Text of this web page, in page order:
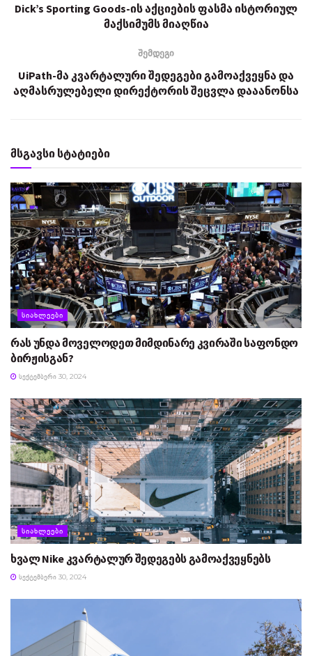
Dick’s Sporting Goods-ის აქციების ფასმა ისტორიულ
მაქსიმუმს მიაღწია
შემდეგი
UiPath-მა კვარტალური შედეგები გამოაქვეყნა და
აღმასრულებელი დირექტორის შეცვლა დააანონსა
მსგავსი სტატიები
ᲡᲘᲐᲮᲚᲔᲔᲑᲘ
რას უნდა მოველოდეთ მიმდინარე კვირაში საფონდო
ბირჟისგან?
ᲡᲔᲥᲢᲔᲛᲑᲔᲠᲘ 30, 2024
ᲡᲘᲐᲮᲚᲔᲔᲑᲘ
ხვალ Nike კვარტალურ შედეგებს გამოაქვეყნებს
ᲡᲔᲥᲢᲔᲛᲑᲔᲠᲘ 30, 2024